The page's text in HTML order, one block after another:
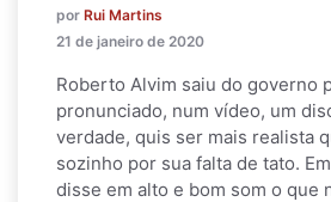
por Rui Martins
21 de janeiro de 2020
Roberto Alvim saiu do governo
pronunciado, num vídeo, um
verdade, quis ser mais realista
sozinho por sua falta de tato.
disse em alto e bom som o que